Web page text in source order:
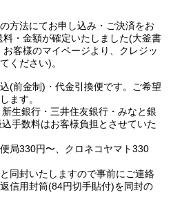
方法にてお申し込み・ご決済をお
・金額が確定いたしました(大釜書
客様のマイページより、クレジッ
ください)。
(前金制)・代金引換便です。ご希望
ます。
生銀行・三井住友銀行・みなと銀
手数料はお客様負担とさせていた
局330円〜、クロネコヤマト330
同封いたしますので事前にご連絡
信用封筒(84円切手貼付)を同封の